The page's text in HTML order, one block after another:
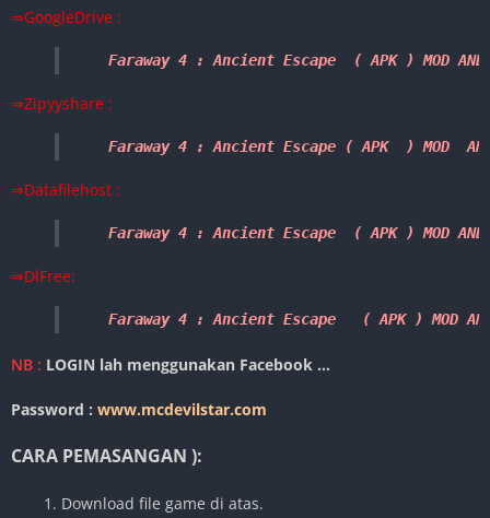
⇒GoogleDrive :
Faraway 4 : Ancient Escape  ( APK ) MOD
⇒Zipyyshare :
Faraway 4 : Ancient Escape ( APK ) MOD
⇒Datafilehost :
Faraway 4 : Ancient Escape  ( APK ) MOD
⇒DlFree:
Faraway 4 : Ancient Escape   ( APK ) MOD
NB : LOGIN lah menggunakan Facebook …
Password : www.mcdevilstar.com
CARA PEMASANGAN ):
1. Download file game di atas.